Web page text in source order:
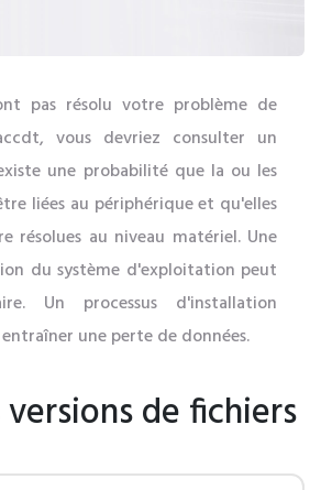
pas résolu votre problème de
vous devriez consulter un
une probabilité que la ou les
liées au périphérique et qu'elles
résolues au niveau matériel. Une
du système d'exploitation peut
Un processus d'installation
une perte de données.
de fichiers